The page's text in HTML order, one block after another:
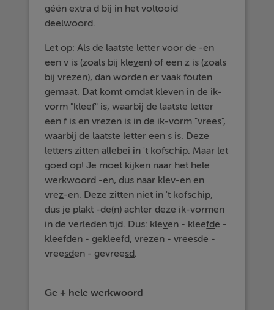
géén extra d bij in het voltooid
deelwoord.
Let op: Als de laatste letter voor de -en
een v is (zoals bij kleven) of een z is (zoals
bij vrezen), dan worden er vaak fouten
gemaat. Dat komt omdat kleven in de ik-
vorm "kleef" is, waarbij de laatste letter
een f is en vrezen is in de ik-vorm "vrees",
waarbij de laatste letter een s is. Deze
letters zitten allebei in 't kofschip. Maar let
goed op! Je moet kijken naar het hele
werkwoord -en, dus naar klev-en en
vrez-en. Deze zitten niet in 't kofschip,
dus je plakt -de(n) achter deze ik-vormen
in de verleden tijd. Dus: kleven - kleefde -
kleefden - gekleefd, vrezen - vreesde -
vreesden - gevreesd.
Ge + hele werkwoord